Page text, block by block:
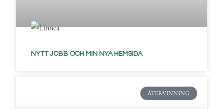
NYTT JOBB OCH MIN NYA HEMSIDA
ÅTERVINNING